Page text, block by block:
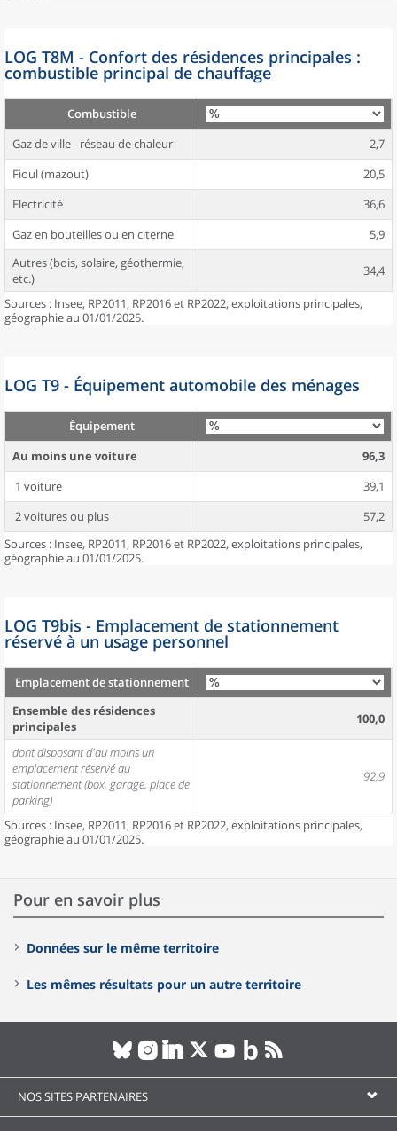
LOG T8M - Confort des résidences principales :
combustible principal de chauffage
Combustible
Gaz de ville - réseau de chaleur
2,7
Fioul (mazout)
20,5
Electricité
36,6
Gaz en bouteilles ou en citerne
5,9
Autres (bois, solaire, géothermie,
etc.)
34,4
Sources : Insee, RP2011, RP2016 et RP2022, exploitations principales,
géographie au 01/01/2025.
LOG T9 - Équipement automobile des ménages
Équipement
Au moins une voiture
96,3
1 voiture
39,1
2 voitures ou plus
57,2
Sources : Insee, RP2011, RP2016 et RP2022, exploitations principales,
géographie au 01/01/2025.
LOG T9bis - Emplacement de stationnement
réservé à un usage personnel
Emplacement de stationnement
Ensemble des résidences
principales
100,0
dont disposant d'au moins un
emplacement réservé au
stationnement (box, garage, place de
parking)
92,9
Sources : Insee, RP2011, RP2016 et RP2022, exploitations principales,
géographie au 01/01/2025.
Pour en savoir plus
Données sur le même territoire
Les mêmes résultats pour un autre territoire
NOS SITES PARTENAIRES